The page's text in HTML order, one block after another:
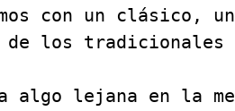
con un clásico,
de los
algo lejana en la